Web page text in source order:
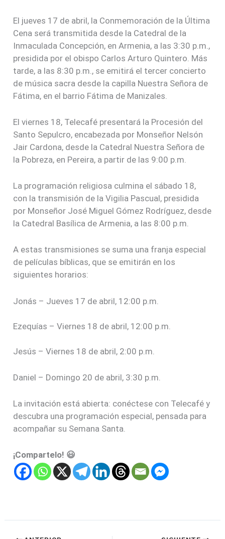
El jueves 17 de abril, la Conmemoración de la Última
Cena será transmitida desde la Catedral de la
Inmaculada Concepción, en Armenia, a las 3:30 p.m.,
presidida por el obispo Carlos Arturo Quintero. Más
tarde, a las 8:30 p.m., se emitirá el tercer concierto
de música sacra desde la capilla Nuestra Señora de
Fátima, en el barrio Fátima de Manizales.
El viernes 18, Telecafé presentará la Procesión del
Santo Sepulcro, encabezada por Monseñor Nelsón
Jair Cardona, desde la Catedral Nuestra Señora de
la Pobreza, en Pereira, a partir de las 9:00 p.m.
La programación religiosa culmina el sábado 18,
con la transmisión de la Vigilia Pascual, presidida
por Monseñor José Miguel Gómez Rodríguez, desde
la Catedral Basílica de Armenia, a las 8:00 p.m.
A estas transmisiones se suma una franja especial
de películas bíblicas, que se emitirán en los
siguientes horarios:
Jonás – Jueves 17 de abril, 12:00 p.m.
Ezequías – Viernes 18 de abril, 12:00 p.m.
Jesús – Viernes 18 de abril, 2:00 p.m.
Daniel – Domingo 20 de abril, 3:30 p.m.
La invitación está abierta: conéctese con Telecafé y
descubra una programación especial, pensada para
acompañar su Semana Santa.
¡Compartelo! 😃